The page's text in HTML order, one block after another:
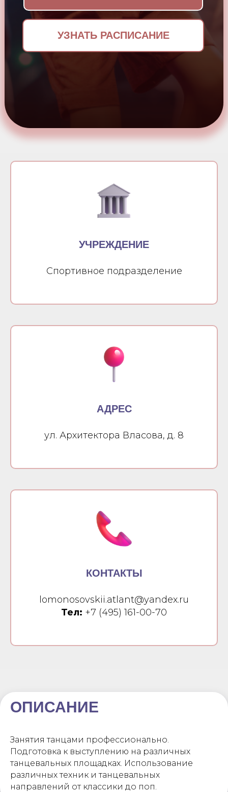
УЗНАТЬ РАСПИСАНИЕ
УЧРЕЖДЕНИЕ
Спортивное подразделение
АДРЕС
ул. Архитектора Власова, д. 8
КОНТАКТЫ
lomonosovskii.atlant@yandex.ru
Тел: +7 (495) 161-00-70
ОПИСАНИЕ
Занятия танцами профессионально.
Подготовка к выступлению на различных
танцевальных площадках. Использование
различных техник и танцевальных
направлений от классики до поп.